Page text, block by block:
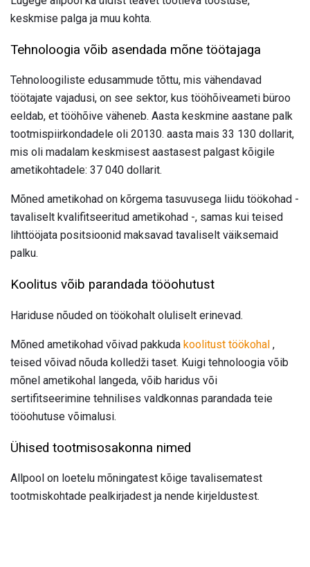
keskmise palga ja muu kohta.
Tehnoloogia võib asendada mõne töötajaga
Tehnoloogiliste edusammude tõttu, mis vähendavad
töötajate vajadusi, on see sektor, kus tööhõiveameti büroo
eeldab, et tööhõive väheneb. Aasta keskmine aastane palk
tootmispiirkondadele oli 20130. aasta mais 33 130 dollarit,
mis oli madalam keskmisest aastasest palgast kõigile
ametikohtadele: 37 040 dollarit.
Mõned ametikohad on kõrgema tasuvusega liidu töökohad -
tavaliselt kvalifitseeritud ametikohad -, samas kui teised
lihttööjata positsioonid maksavad tavaliselt väiksemaid
palku.
Koolitus võib parandada tööohutust
Hariduse nõuded on töökohalt oluliselt erinevad.
Mõned ametikohad võivad pakkuda koolitust töökohal ,
teised võivad nõuda kolledži taset. Kuigi tehnoloogia võib
mõnel ametikohal langeda, võib haridus või
sertifitseerimine tehnilises valdkonnas parandada teie
tööohutuse võimalusi.
Ühised tootmisosakonna nimed
Allpool on loetelu mõningatest kõige tavalisematest
tootmiskohtade pealkirjadest ja nende kirjeldustest.